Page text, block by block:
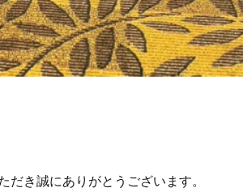
だき誠にありがとうございます。